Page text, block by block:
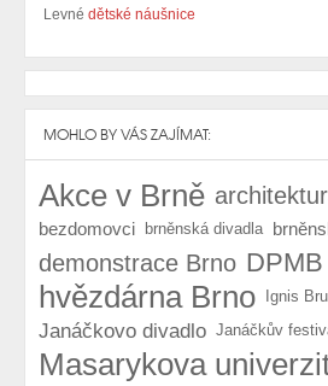
Levné dětské náušnice
MOHLO BY VÁS ZAJÍMAT:
Akce v Brně
bezdomovci brněnská divadla
demonstrace Brno DPMB
hvězdárna Brno Ignis
Janáčkovo divadlo Janáčkův
Masarykova